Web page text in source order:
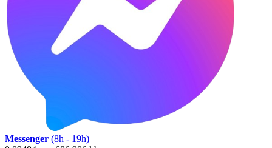
Messenger (8h - 19h)